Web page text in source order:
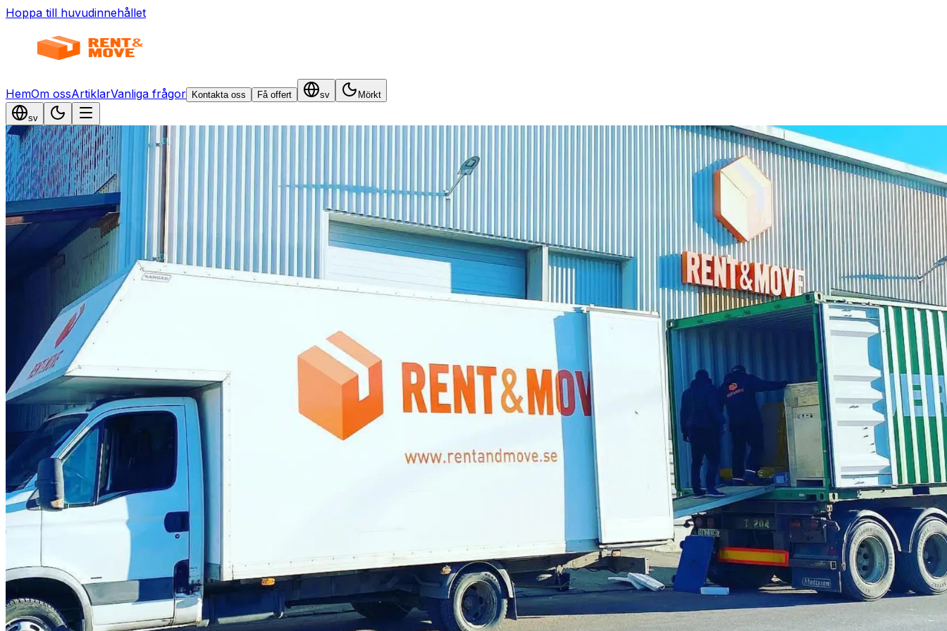
Hoppa till huvudinnehållet
HemOm ossArtiklarVanliga frågor Kontakta oss Få offert sv Mörkt
sv